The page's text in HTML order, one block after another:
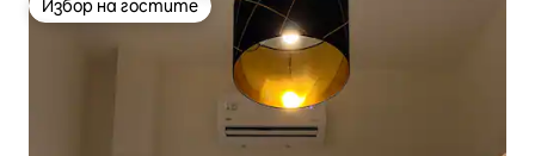
Избор на гостите
Избор на гостите